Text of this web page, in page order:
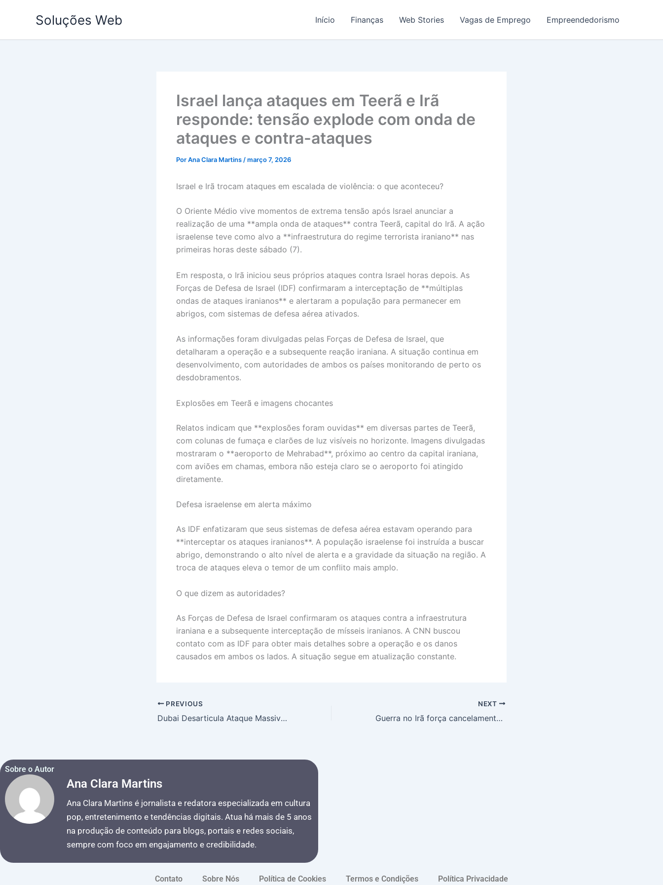
Soluções Web Início Finanças Web Stories Vagas de Emprego Empreendedorismo
Israel lança ataques em Teerã e Irã
responde: tensão explode com onda de
ataques e contra-ataques
PorAna Clara Martins /março 7, 2026
Israel e Irã trocam ataques em escalada de violência: o que aconteceu?
O Oriente Médio vive momentos de extrema tensão após Israel anunciar a
realização de uma **ampla onda de ataques** contra Teerã, capital do Irã. A ação
israelense teve como alvo a **infraestrutura do regime terrorista iraniano** nas
primeiras horas deste sábado (7).
Em resposta, o Irã iniciou seus próprios ataques contra Israel horas depois. As
Forças de Defesa de Israel (IDF) confirmaram a interceptação de **múltiplas
ondas de ataques iranianos** e alertaram a população para permanecer em
abrigos, com sistemas de defesa aérea ativados.
As informações foram divulgadas pelas Forças de Defesa de Israel, que
detalharam a operação e a subsequente reação iraniana. A situação continua em
desenvolvimento, com autoridades de ambos os países monitorando de perto os
desdobramentos.
Explosões em Teerã e imagens chocantes
Relatos indicam que **explosões foram ouvidas** em diversas partes de Teerã,
com colunas de fumaça e clarões de luz visíveis no horizonte. Imagens divulgadas
mostraram o **aeroporto de Mehrabad**, próximo ao centro da capital iraniana,
com aviões em chamas, embora não esteja claro se o aeroporto foi atingido
diretamente.
Defesa israelense em alerta máximo
As IDF enfatizaram que seus sistemas de defesa aérea estavam operando para
**interceptar os ataques iranianos**. A população israelense foi instruída a buscar
abrigo, demonstrando o alto nível de alerta e a gravidade da situação na região. A
troca de ataques eleva o temor de um conflito mais amplo.
O que dizem as autoridades?
As Forças de Defesa de Israel confirmaram os ataques contra a infraestrutura
iraniana e a subsequente interceptação de mísseis iranianos. A CNN buscou
contato com as IDF para obter mais detalhes sobre a operação e os danos
causados em ambos os lados. A situação segue em atualização constante.
PREVIOUS
Dubai Desarticula Ataque Massivo: Mísseis e Drones Interceptados, Aeroporto Internacional Afirma Normalidade
NEXT
Guerra no Irã força cancelamento de viagem de Lula aos EUA; Ministro Fávaro explica impacto nas negociações comerciais
Sobre o Autor
Ana Clara Martins
Ana Clara Martins é jornalista e redatora especializada em cultura
pop, entretenimento e tendências digitais. Atua há mais de 5 anos
na produção de conteúdo para blogs, portais e redes sociais,
sempre com foco em engajamento e credibilidade.
Contato Sobre Nós Política de Cookies Termos e Condições Política Privacidade